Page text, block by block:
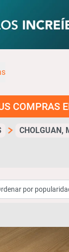
EN 3
CHOLGUAN,